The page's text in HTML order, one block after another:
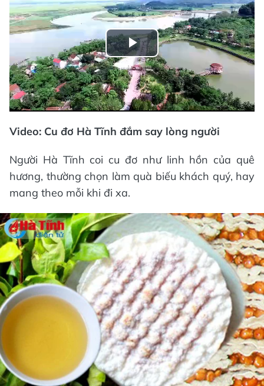
Play
Video
Video: Cu đơ Hà Tĩnh đắm say lòng người
Người Hà Tĩnh coi cu đơ như linh hồn của quê
hương, thường chọn làm quà biếu khách quý, hay
mang theo mỗi khi đi xa.